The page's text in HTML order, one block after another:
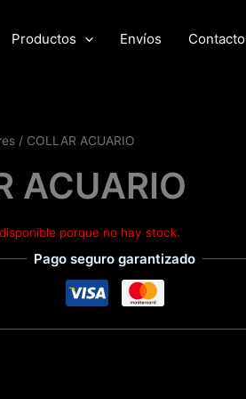
Productos Envíos Contacto
/ COLLAR ACUARIO
ACUARIO
porque no hay stock.
Pago seguro garantizado